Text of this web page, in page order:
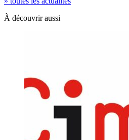
À découvrir aussi